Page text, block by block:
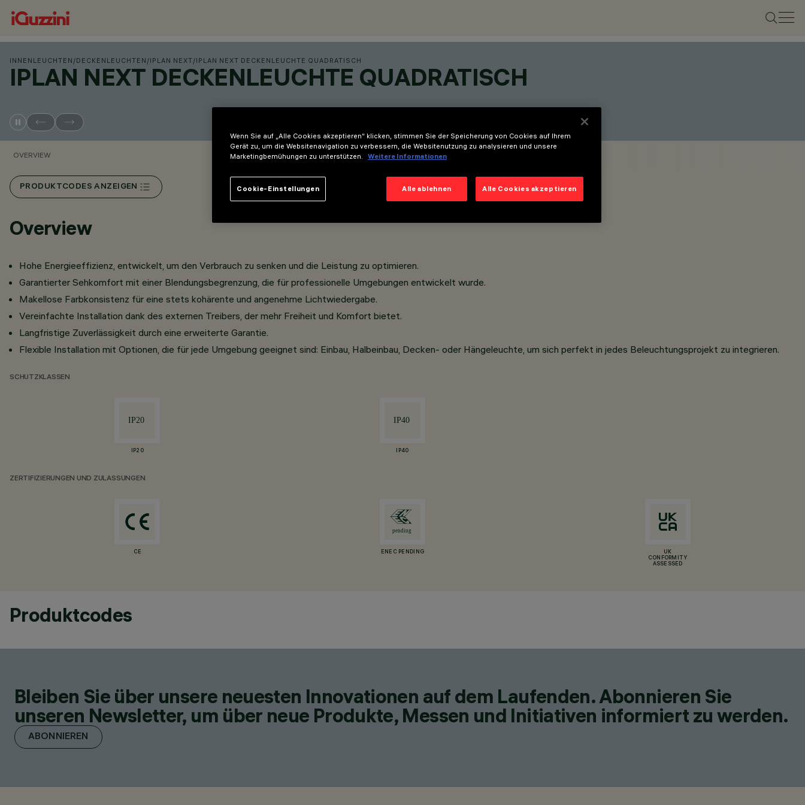
INNENLEUCHTEN /DECKENLEUCHTEN /IPLAN NEXT/IPLAN NEXT DECKENLEUCHTE QUADRATISCH
IPLAN NEXT DECKENLEUCHTE QUADRATISCH
OVERVIEW
PRODUKTCODES ANZEIGEN
Overview
Hohe Energieeffizienz, entwickelt, um den Verbrauch zu senken und die Leistung zu optimieren.
Garantierter Sehkomfort mit einer Blendungsbegrenzung, die für professionelle Umgebungen entwickelt wurde.
Makellose Farbkonsistenz für eine stets kohärente und angenehme Lichtwiedergabe.
Vereinfachte Installation dank des externen Treibers, der mehr Freiheit und Komfort bietet.
Langfristige Zuverlässigkeit durch eine erweiterte Garantie.
Flexible Installation mit Optionen, die für jede Umgebung geeignet sind: Einbau, Halbeinbau, Decken- oder Hängeleuchte, um sich perfekt in jedes Beleuchtungsprojekt zu integrieren.
SCHUTZKLASSEN
IP20 IP40
ZERTIFIZIERUNGEN UND ZULASSUNGEN
CE ENEC PENDING
UK
CONFORMITY
ASSESSED
Produktcodes
Bleiben Sie über unsere neuesten Innovationen auf dem Laufenden. Abonnieren Sie
unseren Newsletter, um über neue Produkte, Messen und Initiativen informiert zu werden.
ABONNIEREN
Wenn Sie auf „Alle Cookies akzeptieren“ klicken, stimmen Sie der Speicherung von Cookies auf Ihrem
Gerät zu, um die Websitenavigation zu verbessern, die Websitenutzung zu analysieren und unsere
Marketingbemühungen zu unterstützen.
Weitere Informationen
Alle ablehnen Alle Cookies akzeptieren
Cookie-Einstellungen